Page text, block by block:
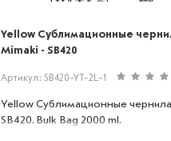
Yellow Сублимационные
Mimaki - SB420
Артикул: SB420-YT-2L-1
Yellow Сублимационные чернила
SB420. Bulk Bag 2000 ml.